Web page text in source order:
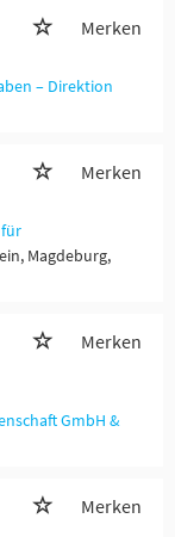
Merken
– Direktion
Merken
für
Magdeburg,
Merken
GmbH &
Merken